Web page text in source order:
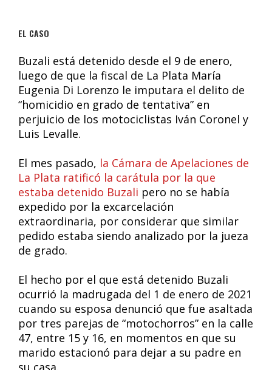
EL CASO
Buzali está detenido desde el 9 de enero,
luego de que la fiscal de La Plata María
Eugenia Di Lorenzo le imputara el delito de
“homicidio en grado de tentativa” en
perjuicio de los motociclistas Iván Coronel y
Luis Levalle.
El mes pasado, la Cámara de Apelaciones de
La Plata ratificó la carátula por la que
estaba detenido Buzali pero no se había
expedido por la excarcelación
extraordinaria, por considerar que similar
pedido estaba siendo analizado por la jueza
de grado.
El hecho por el que está detenido Buzali
ocurrió la madrugada del 1 de enero de 2021
cuando su esposa denunció que fue asaltada
por tres parejas de “motochorros” en la calle
47, entre 15 y 16, en momentos en que su
marido estacionó para dejar a su padre en